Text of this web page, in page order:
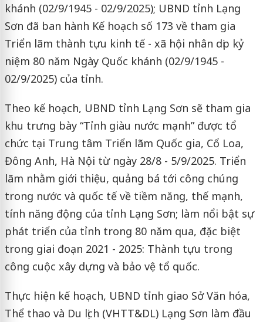
khánh (02/9/1945 - 02/9/2025); UBND tỉnh Lạng
Sơn đã ban hành Kế hoạch số 173 về tham gia
Triển lãm thành tựu kinh tế - xã hội nhân dịp kỷ
niệm 80 năm Ngày Quốc khánh (02/9/1945 -
02/9/2025) của tỉnh.
Theo kế hoạch, UBND tỉnh Lạng Sơn sẽ tham gia
khu trưng bày “Tỉnh giàu nước mạnh” được tổ
chức tại Trung tâm Triển lãm Quốc gia, Cổ Loa,
Đông Anh, Hà Nội từ ngày 28/8 - 5/9/2025. Triển
lãm nhằm giới thiệu, quảng bá tới công chúng
trong nước và quốc tế về tiềm năng, thế mạnh,
tính năng động của tỉnh Lạng Sơn; làm nổi bật sự
phát triển của tỉnh trong 80 năm qua, đặc biệt
trong giai đoạn 2021 - 2025: Thành tựu trong
công cuộc xây dựng và bảo vệ tổ quốc.
Thực hiện kế hoạch, UBND tỉnh giao Sở Văn hóa,
Thể thao và Du lịch (VHTT&DL) Lạng Sơn làm đầu